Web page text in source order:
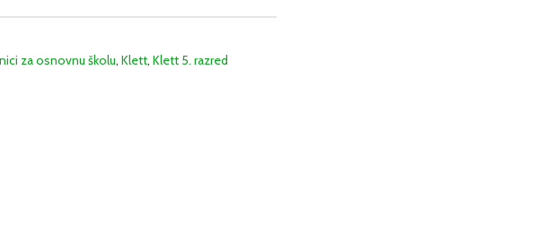
za osnovnu školu,Klett,Klett 5. razred